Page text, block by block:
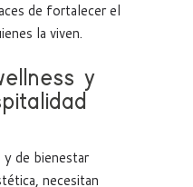
de fortalecer el
la viven.
y
y de bienestar
necesitan